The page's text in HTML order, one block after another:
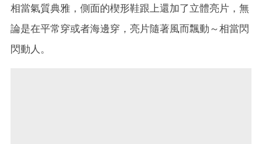
相當氣質典雅，側面的楔形鞋跟上還加了立體亮片，無
論是在平常穿或者海邊穿，亮片隨著風而飄動～相當閃
閃動人。